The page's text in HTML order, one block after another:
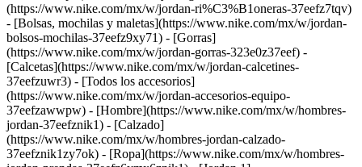
(https://www.nike.com/mx/w/jordan-ri%C3%B1oneras-37eefz7tqv)
- [Bolsas, mochilas y maletas](https://www.nike.com/mx/w/jordan-
bolsos-mochilas-37eefz9xy71) - [Gorras]
(https://www.nike.com/mx/w/jordan-gorras-323e0z37eef) -
[Calcetas](https://www.nike.com/mx/w/jordan-calcetines-
37eefzuwr3) - [Todos los accesorios]
(https://www.nike.com/mx/w/jordan-accesorios-equipo-
37eefzawwpw) - [Hombre](https://www.nike.com/mx/w/hombres-
jordan-37eefznik1) - [Calzado]
(https://www.nike.com/mx/w/hombres-jordan-calzado-
37eefznik1zy7ok) - [Ropa](https://www.nike.com/mx/w/hombres-